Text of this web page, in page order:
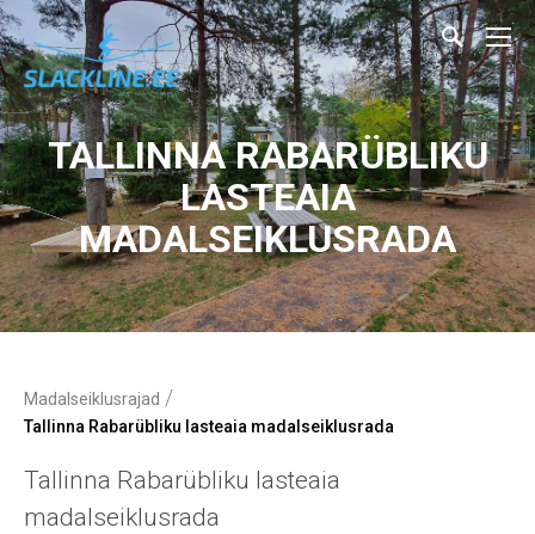
TALLINNA RABARÜBLIKU
LASTEAIA
MADALSEIKLUSRADA
Madalseiklusrajad /
Tallinna Rabarübliku lasteaia madalseiklusrada
Tallinna Rabarübliku lasteaia
madalseiklusrada